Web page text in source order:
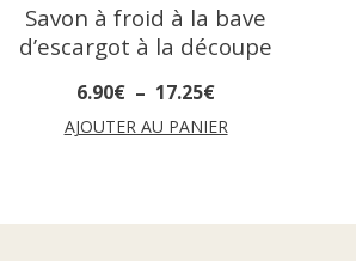
Savon à froid à la bave
d’escargot à la découpe
6.90€ – 17.25€
AJOUTER AU PANIER